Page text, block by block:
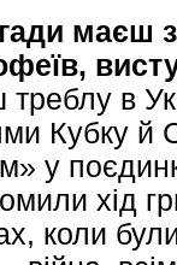
маєш
в
Кубку й
у
хід
коли